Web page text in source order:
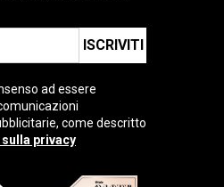
ISCRIVITI
ad essere
come descritto
privacy